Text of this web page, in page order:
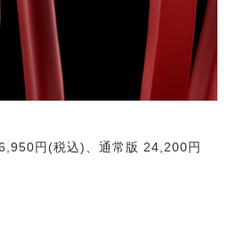
円(税込)、通常版 24,200円